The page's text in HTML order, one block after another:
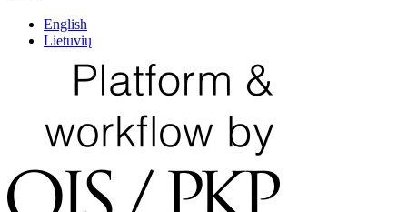
English
Lietuvių